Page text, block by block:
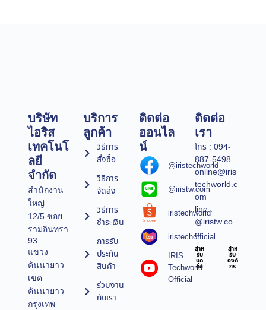
บริษัท
ไอริส
เทคโนโ
ลยี
จำกัด
สำนักงาน
ใหญ่
12/5 ซอย
รามอินทรา
93
แขวง
คันนายาว
เขต
คันนายาว
กรุงเทพ
บริการ
ลูกค้า
วิธีการ
สั่งซื้อ
วิธีการ
จัดส่ง
วิธีการ
ชำระเงิน
การรับ
ประกัน
สินค้า
ร่วมงาน
กับเรา
ติดต่อ
ออนไล
น์
@iristechworld
@iristw.com
iristechworld
iristechofficial
IRIS
Techworld
Official
ติดต่อ
เรา
โทร : 094-
887-5498
online@iris
techworld.c
om
line :
@iristw.co
m
สำห
รับ
บุค
คล
สำห
รับ
องค์
กร